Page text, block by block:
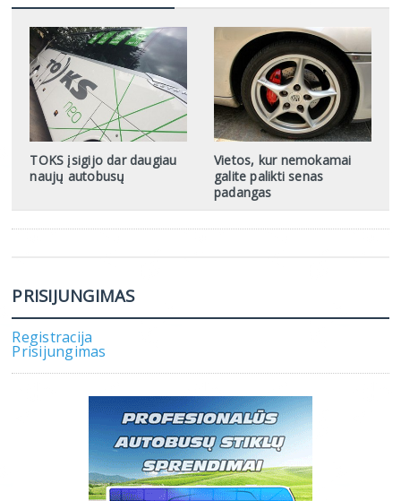
TOKS įsigijo dar daugiau
naujų autobusų
Vietos, kur nemokamai
galite palikti senas
padangas
PRISIJUNGIMAS
Registracija
Prisijungimas